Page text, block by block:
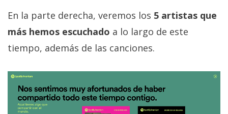
En la parte derecha, veremos los 5 artistas que
más hemos escuchado a lo largo de este
tiempo, además de las canciones.